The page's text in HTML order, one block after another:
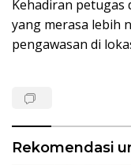
Kehadiran
yang merasa lebih
pengawasan di
Rekomendasi